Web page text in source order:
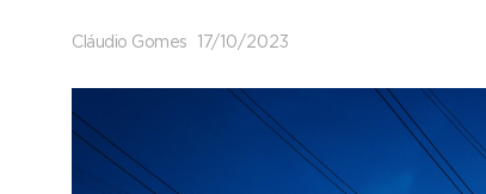
Cláudio Gomes 17/10/2023